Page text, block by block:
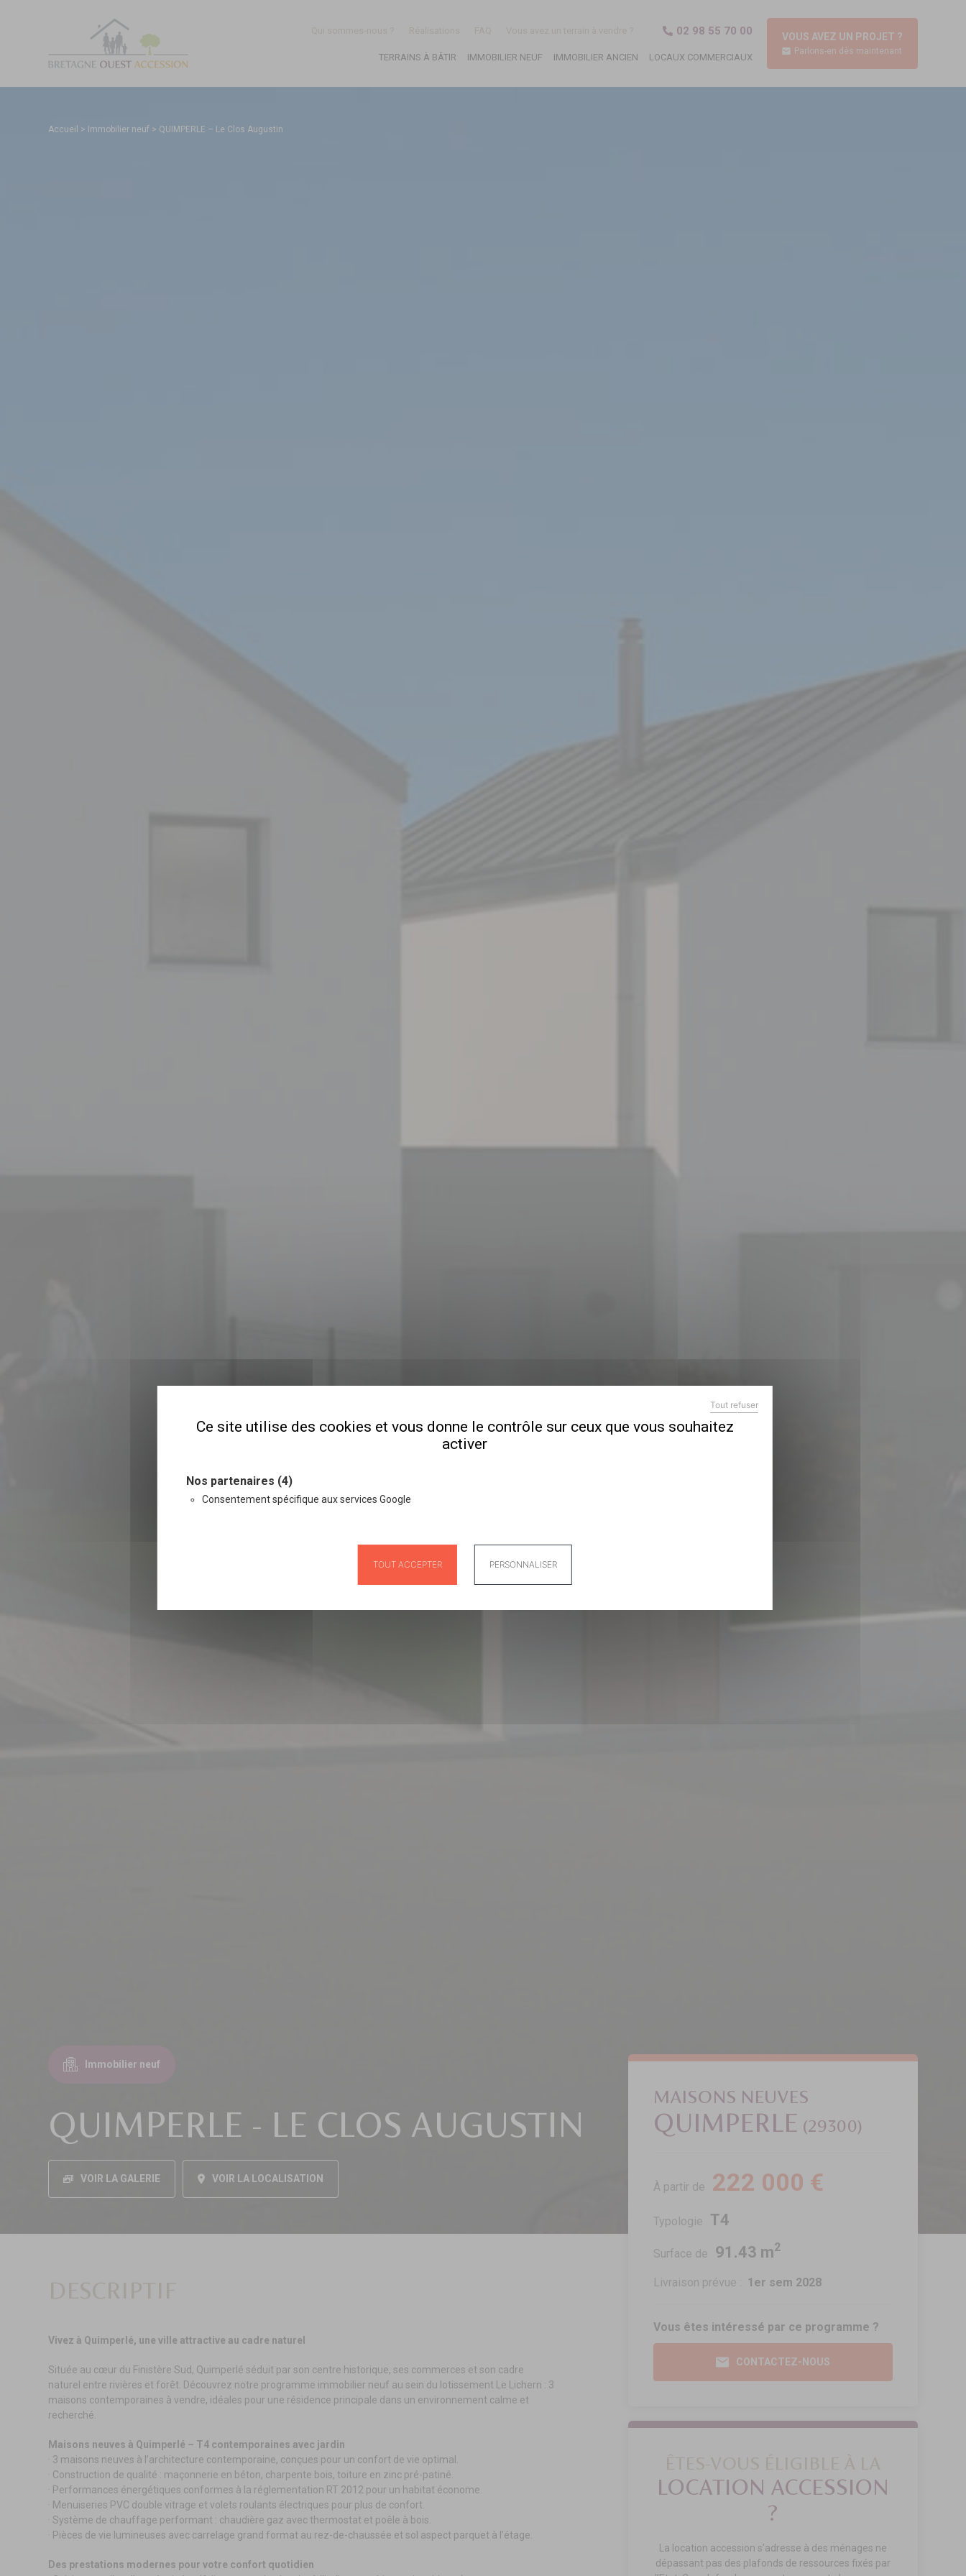
Ce site utilise des cookies et vous donne le contrôle sur ceux que vous souhaitez
activer
Nos partenaires (4)
Consentement spécifique aux services Google
TOUT ACCEPTER
Tout refuser
PERSONNALISER
XMASQUER LE BANDEAU DES COOKIES
02 98 55 70 00
TERRAINS À BÂTIR IMMOBILIER NEUF IMMOBILIER ANCIEN LOCAUX COMMERCIAUX
VOUS AVEZ UN PROJET ?
Parlons-en dès maintenant
Accueil > Immobilier neuf > QUIMPERLE – Le Clos Augustin
Immobilier neuf
QUIMPERLE - LE CLOS AUGUSTIN
VOIR LA GALERIE VOIR LA LOCALISATION
Vivez à Quimperlé, une ville attractive au cadre naturel
Située au cœur du Finistère Sud, Quimperlé séduit par son centre historique, ses commerces et son cadre
naturel entre rivières et forêt. Découvrez notre programme immobilier neuf au sein du lotissement Le Lichern : 3
maisons contemporaines à vendre, idéales pour une résidence principale dans un environnement calme et
recherché.
Maisons neuves à Quimperlé – T4 contemporaines avec jardin
· 3 maisons neuves à l’architecture contemporaine, conçues pour un confort de vie optimal.
· Construction de qualité : maçonnerie en béton, charpente bois, toiture en zinc pré-patiné.
· Performances énergétiques conformes à la réglementation RT 2012 pour un habitat économe.
· Menuiseries PVC double vitrage et volets roulants électriques pour plus de confort.
· Système de chauffage performant : chaudière gaz avec thermostat et poêle à bois.
· Pièces de vie lumineuses avec carrelage grand format au rez-de-chaussée et sol aspect parquet à l’étage.
Des prestations modernes pour votre confort quotidien
MAISONS NEUVES
QUIMPERLE (29300)
À partir de 222 000 €
Typologie T4
Surface de 91.43 m2
Livraison prévue : 1er sem 2028
Vous êtes intéressé par ce programme ?
CONTACTEZ-NOUS
LOCATION ACCESSION
?
La location accession s’adresse à des ménages ne
dépassant pas des plafonds de ressources fixés par